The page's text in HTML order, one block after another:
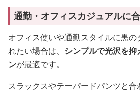
通勤・オフィスカジュアルに
オフィス使いや通勤スタイルに黒
れたい場合は、 シンプルで光沢を
ンが最適です。
スラックスやテーパードパンツと